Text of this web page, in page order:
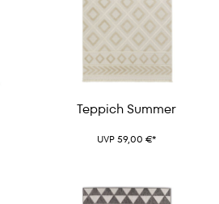
Teppich Summer
UVP 59,00 €*